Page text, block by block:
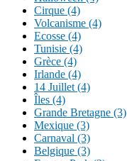
Cirque (4)
Volcanisme (4)
Ecosse (4)
Tunisie (4)
Grèce (4)
Irlande (4)
14 Juillet (4)
Îles (4)
Grande Bretagne (3)
Mexique (3)
Carnaval (3)
Belgique (3)